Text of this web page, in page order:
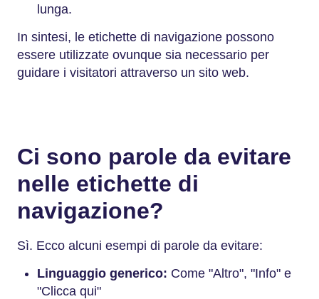
lunga.
In sintesi, le etichette di navigazione possono
essere utilizzate ovunque sia necessario per
guidare i visitatori attraverso un sito web.
Ci sono parole da evitare
nelle etichette di
navigazione?
Sì. Ecco alcuni esempi di parole da evitare:
Linguaggio generico: Come "Altro", "Info" e
"Clicca qui"